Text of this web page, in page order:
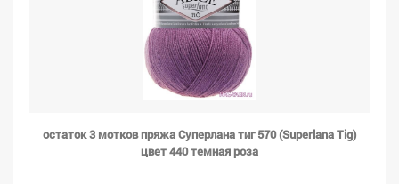
остаток 3 мотков пряжа Суперлана тиг 570 (Superlana Tig)
цвет 440 темная роза